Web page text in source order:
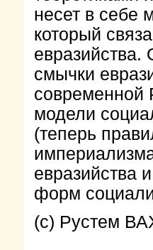
несет в себе
который
евразийства.
смычки
современной
модели
(теперь
евразийства
форм
(c) Рустем